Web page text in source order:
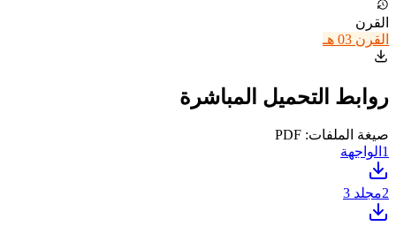
القرن
القرن 03 هـ
روابط التحميل المباشرة
صيغة الملفات: PDF
1 الواجهة
2مجلد 3